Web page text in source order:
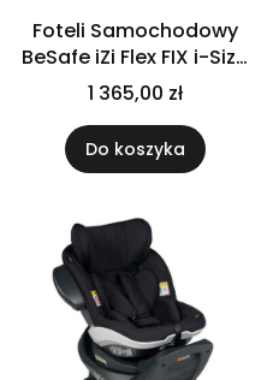
Foteli Samochodowy
BeSafe iZi Flex FIX i-Size
15-36kg | Peak Mesh
1 365,00 zł
Do koszyka